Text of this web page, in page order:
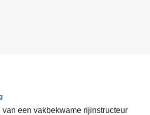
een vakbekwame rijinstructeur